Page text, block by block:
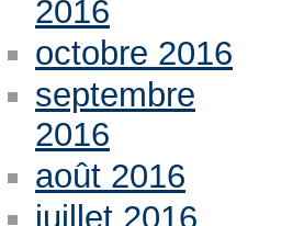
2016
octobre 2016
septembre
2016
août 2016
juillet 2016